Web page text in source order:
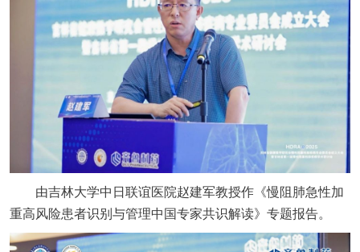
由吉林大学中日联谊医院赵建军教授作《慢阻肺急性加
重高风险患者识别与管理中国专家共识解读》专题报告。